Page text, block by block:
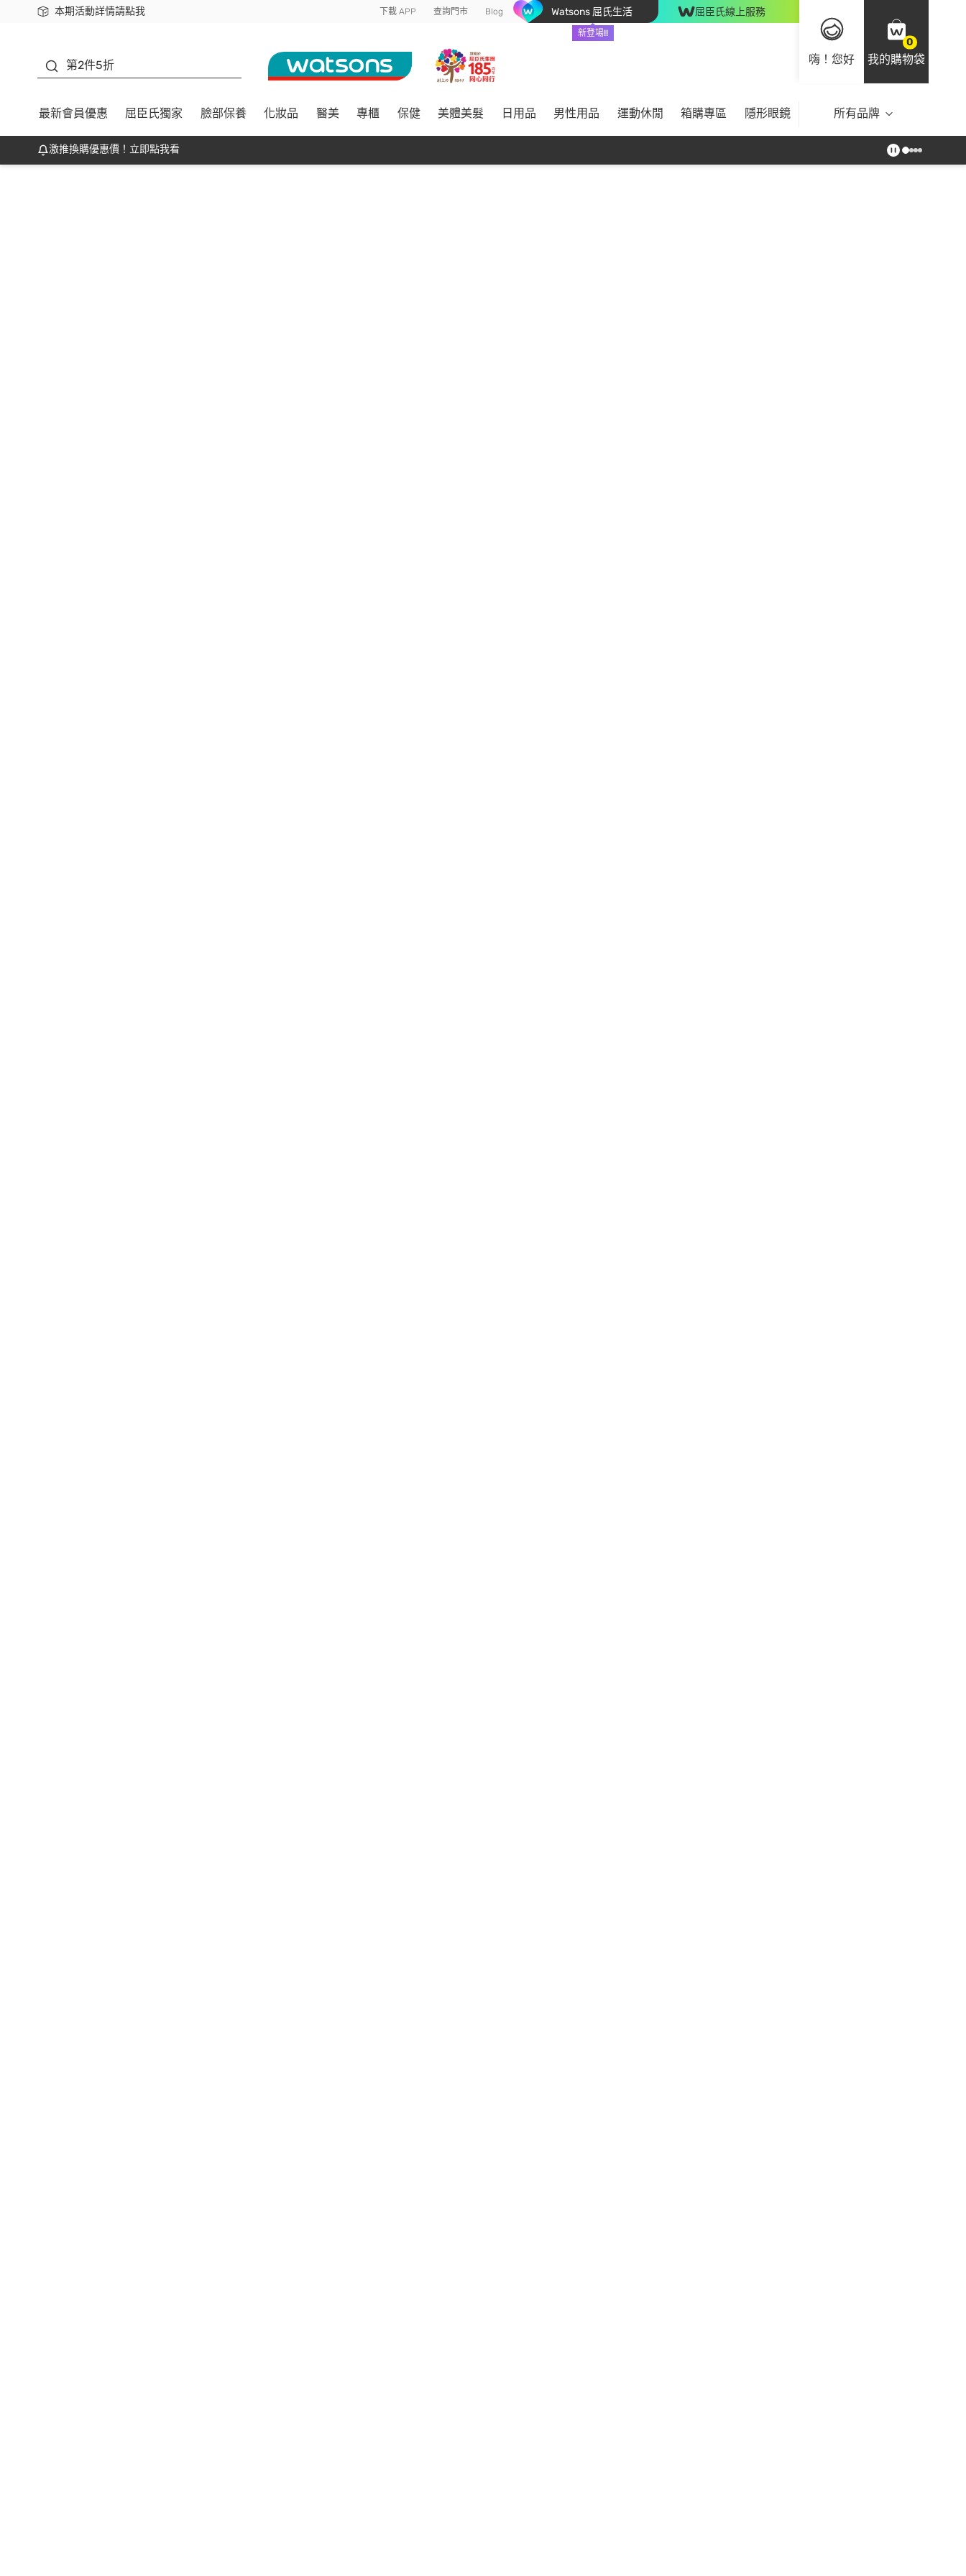
本期活動詳情請點我
下載app最高回饋$350 下載 APP 查詢門市 Blog Watsons 屈氏生活
新登場!!
屈臣氏線上服務
嗨！您好
0
我的購物袋
第2件5折
最新會員優惠 屈臣氏獨家 臉部保養 化妝品 醫美 專櫃 保健 美體美髮 日用品 男性用品 運動休閒 箱購專區 隱形眼鏡 所有品牌
激推換購優惠價！立即點我看